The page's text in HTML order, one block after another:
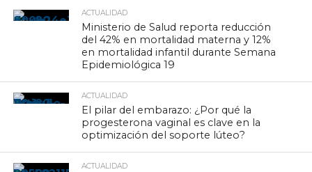
ACTUALIDAD
Ministerio de Salud reporta reducción
del 42% en mortalidad materna y 12%
en mortalidad infantil durante Semana
Epidemiológica 19
ACTUALIDAD
El pilar del embarazo: ¿Por qué la
progesterona vaginal es clave en la
optimización del soporte lúteo?
ACTUALIDAD